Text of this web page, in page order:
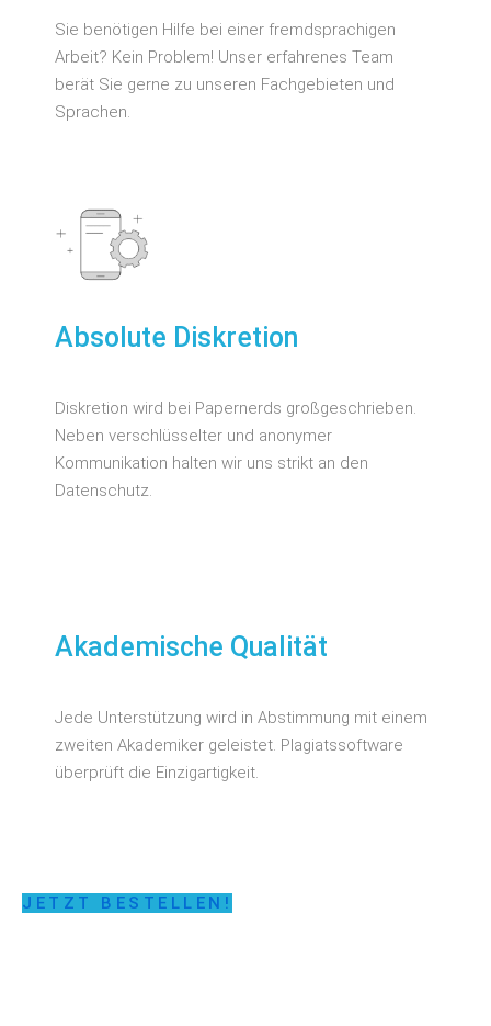
Sie benötigen Hilfe bei einer fremdsprachigen
Arbeit? Kein Problem! Unser erfahrenes Team
berät Sie gerne zu unseren Fachgebieten und
Sprachen.
Absolute Diskretion
Diskretion wird bei Papernerds großgeschrieben.
Neben verschlüsselter und anonymer
Kommunikation halten wir uns strikt an den
Datenschutz.
Akademische Qualität
Jede Unterstützung wird in Abstimmung mit einem
zweiten Akademiker geleistet. Plagiatssoftware
überprüft die Einzigartigkeit.
JETZT BESTELLEN!